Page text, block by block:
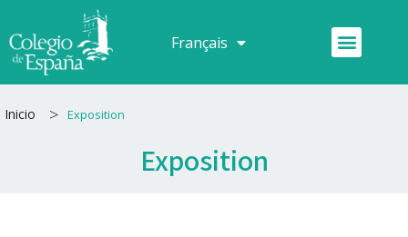
au
contenu
Français
Español Menu
Inicio > Exposition
Exposition